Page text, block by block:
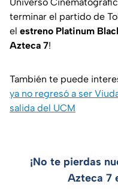
terminar el partido de
el estreno Platinum
Azteca 7!
También te puede
ya no regresó a ser
salida del UCM
¡No te pierdas
Azteca 7